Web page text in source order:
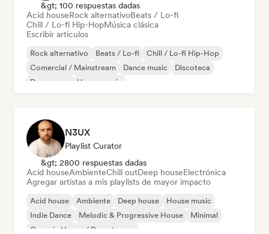
&gt; 100 respuestas dadas
Acid houseRock alternativoBeats / Lo-fi
Chill / Lo-fi Hip-HopMúsica clásica
Escribir artículos
Rock alternativo Beats / Lo-fi
Chill / Lo-fi Hip-Hop
Comercial / Mainstream
Dance music
Discoteca
Dream pop
House music
N3UX
Playlist Curator
&gt; 2800 respuestas dadas
Acid houseAmbienteChill outDeep houseElectrónica
Agregar artistas a mis playlists de mayor impacto
Acid house Ambiente Deep house
House music
Indie Dance
Melodic & Progressive House
Minimal
Organic House / Downtempo